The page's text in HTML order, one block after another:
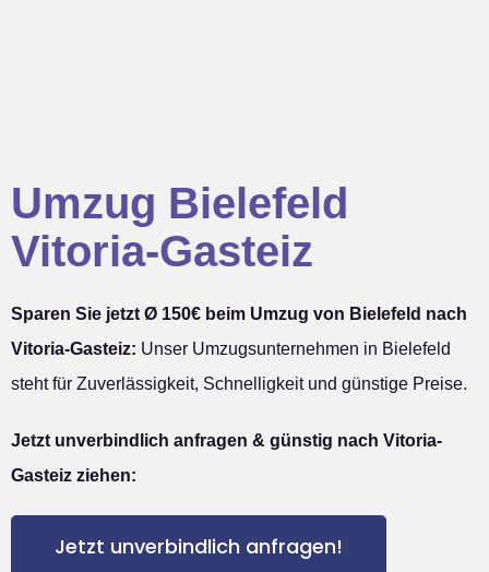
Umzug Bielefeld
Vitoria-Gasteiz
Sparen Sie jetzt Ø 150€ beim Umzug von Bielefeld nach
Vitoria-Gasteiz: Unser Umzugsunternehmen in Bielefeld
steht für Zuverlässigkeit, Schnelligkeit und günstige Preise.
Jetzt unverbindlich anfragen & günstig nach Vitoria-
Gasteiz ziehen:
Jetzt unverbindlich anfragen!